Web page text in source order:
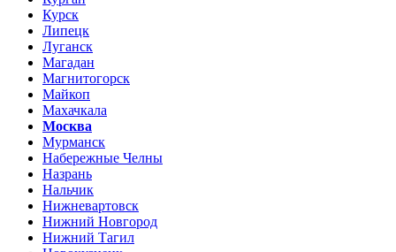
Курск
Липецк
Луганск
Магадан
Магнитогорск
Майкоп
Махачкала
Москва
Мурманск
Набережные Челны
Назрань
Нальчик
Нижневартовск
Нижний Новгород
Нижний Тагил